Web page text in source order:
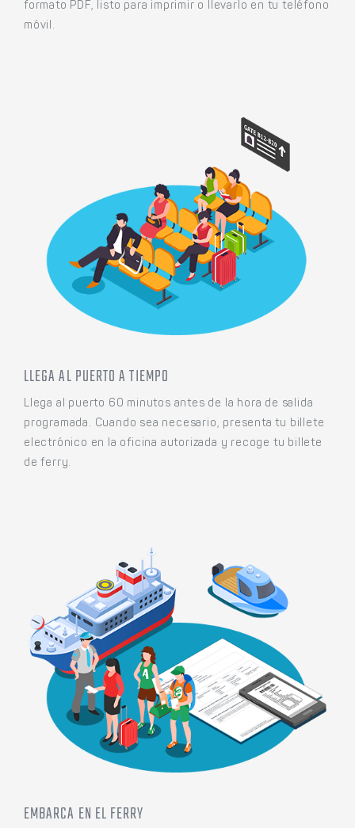
formato PDF, listo para imprimir o llevarlo en tu teléfono
móvil.
LLEGA AL PUERTO A TIEMPO
Llega al puerto 60 minutos antes de la hora de salida
programada. Cuando sea necesario, presenta tu billete
electrónico en la oficina autorizada y recoge tu billete
de ferry.
EMBARCA EN EL FERRY